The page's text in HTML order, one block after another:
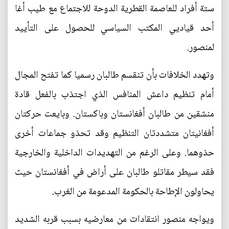
ستة أفراد للعاصمة القطرية الدوحة للاجتماع مع طيب أغا
أحد قياديي المكتب السياسي للحصول على التأييد
لمنصور.
وتهدد الخلافات بأن تنقسم طالبان رسميا كما تفتح المجال
أمام تنظيم داعش المنافس الذي اجتذب بالفعل قادة
منشقين من طالبان أفغانستان وباكستان. وبايعت حركتان
أفغانيتان متشددتان التنظيم وقد تحذو جماعات أخرى
حذوهما. وعلى الرغم من التهديدات الداخلية والخارجية
فقد سيطر مقاتلو طالبان على أراض في أفغانستان حيث
يحاولون الإطاحة بالحكومة المدعومة من الغرب.
ويواجه منصور انتقادات من معارضيه بسبب قربه الشديد